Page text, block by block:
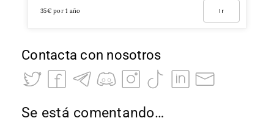
35€ por 1 año Ir
Contacta con nosotros
Se está comentando…